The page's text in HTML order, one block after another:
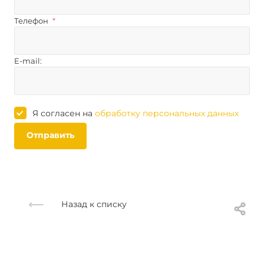
Телефон *
E-mail:
Я согласен на обработку персональных данных
Отправить
Назад к списку